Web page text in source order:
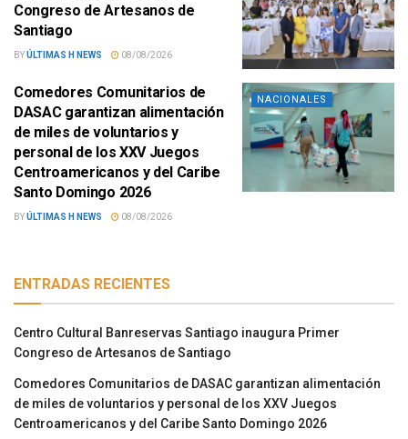
Congreso de Artesanos de
Santiago
BYÚLTIMAS H NEWS 08/08/2026
NACIONALES
Comedores Comunitarios de
DASAC garantizan alimentación
de miles de voluntarios y
personal de los XXV Juegos
Centroamericanos y del Caribe
Santo Domingo 2026
BYÚLTIMAS H NEWS 08/08/2026
ENTRADAS RECIENTES
Centro Cultural Banreservas Santiago inaugura Primer
Congreso de Artesanos de Santiago
Comedores Comunitarios de DASAC garantizan alimentación
de miles de voluntarios y personal de los XXV Juegos
Centroamericanos y del Caribe Santo Domingo 2026